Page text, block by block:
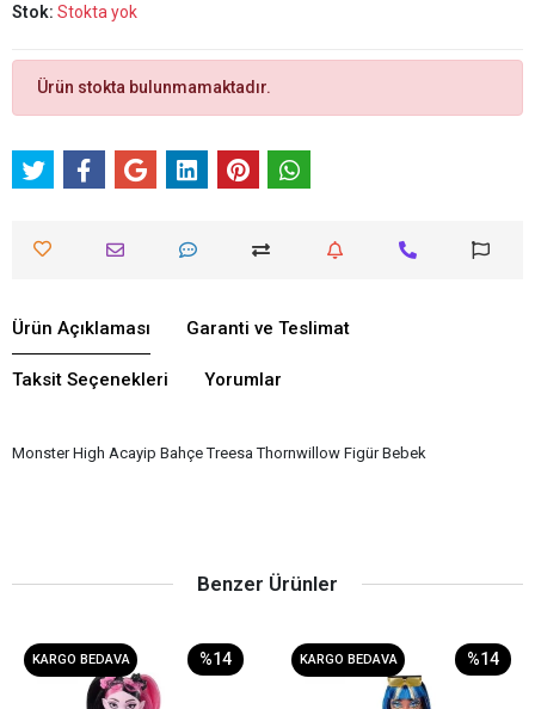
Stok: Stokta yok
Ürün stokta bulunmamaktadır.
Ürün Açıklaması Garanti ve Teslimat
Taksit Seçenekleri Yorumlar
Monster High Acayip Bahçe Treesa Thornwillow Figür Bebek
Benzer Ürünler
KARGO BEDAVA %14 KARGO BEDAVA %14